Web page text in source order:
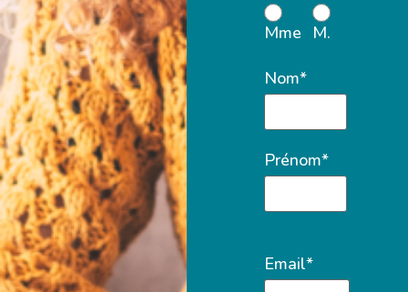
Mme M.
Nom*
Prénom*
Email*